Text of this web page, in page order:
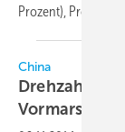
Prozent), Prozesse,
China
Vormarsch